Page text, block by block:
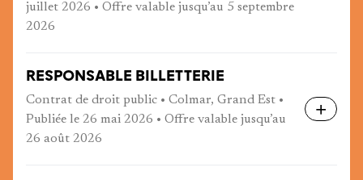
juillet 2026 • Offre valable jusqu’au 5 septembre
2026
RESPONSABLE BILLETTERIE
Contrat de droit public • Colmar, Grand Est •
Publiée le 26 mai 2026 • Offre valable jusqu’au
26 août 2026